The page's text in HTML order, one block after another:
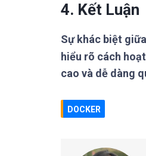
4. Kết Luận
Sự khác biệt giữa
hiểu rõ cách
cao và dễ dàng
DOCKER